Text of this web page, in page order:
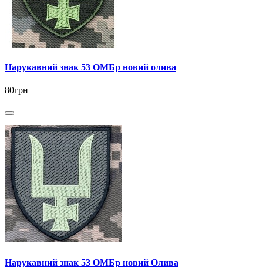
Нарукавний знак 53 ОМБр новий олива
80грн
Нарукавний знак 53 ОМБр новий Олива